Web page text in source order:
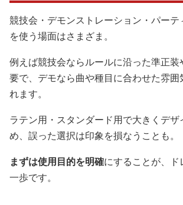
競技会・デモンストレーション・パーテ
を使う場面はさまざま。
例えば競技会ならルールに沿った準正
要で、デモなら曲や種目に合わせた雰囲
れます。
ラテン用・スタンダード用で大きくデザ
め、誤った選択は印象を損なうことも。
まずは使用目的を明確にすることが、
一歩です。